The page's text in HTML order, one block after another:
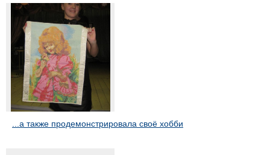
...а также продемонстрировала своё хобби